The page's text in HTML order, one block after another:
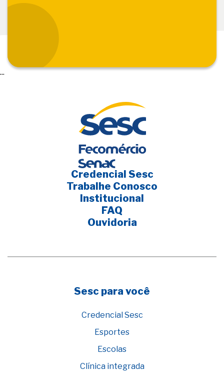
...
Credencial Sesc
Trabalhe Conosco
Institucional
FAQ
Ouvidoria
Sesc para você
Credencial Sesc
Esportes
Escolas
Clínica integrada